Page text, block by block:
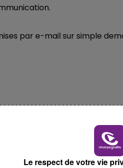
16h00 -
LE WEEK-END
par e-mail sur simple
Le respect de votre vie